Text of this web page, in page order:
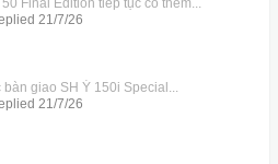
21/7/26
giao SH Ý 150i Special...
21/7/26